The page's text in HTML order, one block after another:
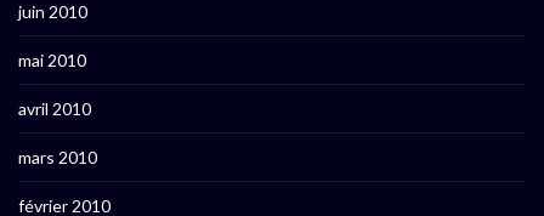
juin 2010
mai 2010
avril 2010
mars 2010
février 2010